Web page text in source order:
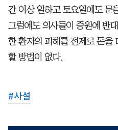
간 이상 일하고 토요일에도 문
그럼에도 의사들이 증원에 반
한 환자의 피해를 전제로 돈을
할 방법이 없다.
#사설